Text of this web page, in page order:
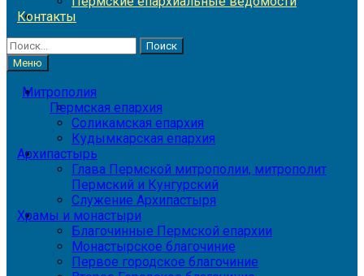
Контакты
Найти:
Меню
Митрополия
Пермская епархия
Соликамская епархия
Кудымкарская епархия
Архипастырь
Глава Пермской митрополии, митрополит
Пермский и Кунгурский
Служение Архипастыря
Храмы и монастыри
Благочинные Пермской епархии
Монастырское благочиние
Первое городское благочиние